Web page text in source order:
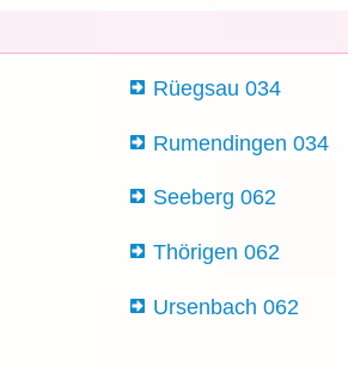
Rüegsau 034
Rumendingen 034
Seeberg 062
Thörigen 062
Ursenbach 062